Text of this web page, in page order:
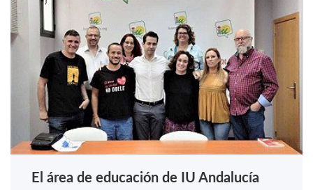
El área de educación de IU Andalucía